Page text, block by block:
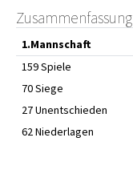
Zusammenfassung
1.Mannschaft
159 Spiele
70 Siege
27 Unentschieden
62 Niederlagen